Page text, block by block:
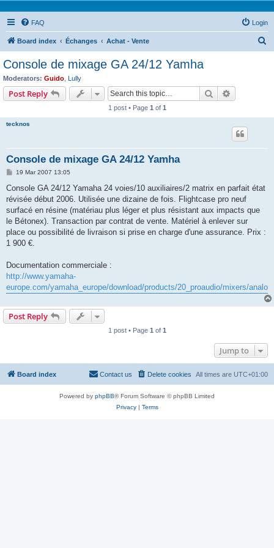
FAQ Login
Board index Échanges Achat - Vente
Console de mixage GA 24/12 Yamha
Moderators: Guido Lully
Post Reply Search
1 post • Page 1 of 1
tecknos
Console de mixage GA 24/12 Yamha
P
s
19 Mar 2007 13:05
Console GA 24/12 Yamaha 24 voies/10 auxiliaires/2 matrix en parfait état
révisée début 2006. Utilisée une dizaine de fois. Flightcase pro neuf
surfacé en résine (matériau plus léger et plus résistant aux impacts que
le Bétonex). Transaction par contrat de vente. Matériel à enlever sur
place ou possibilité de livraison si prise en charge d'une assurance. Prix :
1 900 €.
Documentation commerciale :
http://www.yamaha-
europe.com/yamaha_europe/download/products/20_proaudio/mixers/
Post Reply
1 post • Page 1 of 1
Jump to
Board index All times are UTC+01:00
Delete cookies
Contact us
Powered by phpBB® Forum Software © phpBB Limited
Privacy| Terms